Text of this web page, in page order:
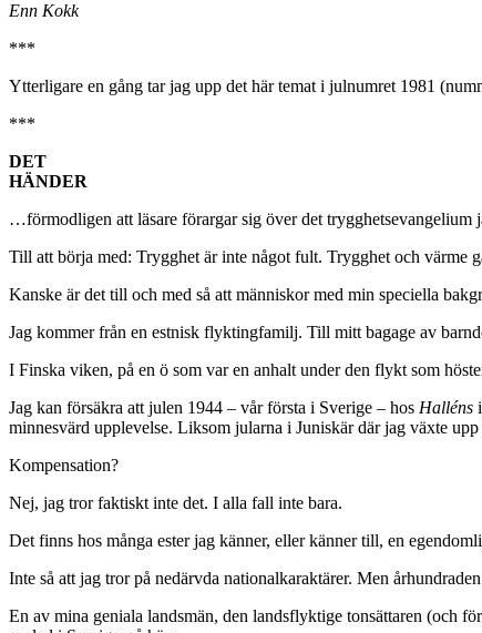
Enn Kokk
***
Ytterligare en gång tar jag upp det här temat i julnumret 1981
***
DET
HÄNDER
…förmodligen att läsare förargar sig över det
Till att börja med: Trygghet är inte något fult. Trygghet och värme
Kanske är det till och med så att människor med min speciella
Jag kommer från en estnisk flyktingfamilj. Till mitt bagage av
I Finska viken, på en ö som var en anhalt under den flykt som
Jag kan försäkra att julen 1944 – vår första i Sverige – hos Halléns
minnesvärd upplevelse. Liksom jularna i Juniskär där jag växte upp
Kompensation?
Nej, jag tror faktiskt inte det. I alla fall inte bara.
Det finns hos många ester jag känner, eller känner till, en
Inte så att jag tror på nedärvda nationalkaraktärer. Men
En av mina geniala landsmän, den landsflyktige tonsättaren (och